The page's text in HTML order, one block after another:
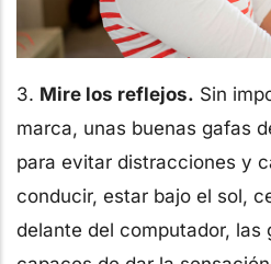
3. Mire los reflejos. Sin
marca, unas buenas gafas
para evitar distracciones y
conducir, estar bajo el sol,
delante del computador, las